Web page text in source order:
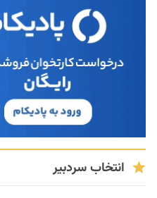
انتخاب سردبیر